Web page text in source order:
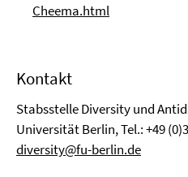
Cheema.html
Kontakt
Stabsstelle Diversity und
Universität Berlin, Tel.: +49
diversity@fu-berlin.de